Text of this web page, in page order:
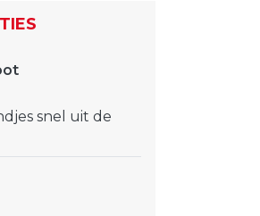
snel uit de